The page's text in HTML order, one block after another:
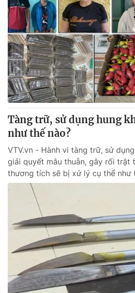
Tàng trữ, sử dụng hung
như thế nào?
VTV.vn - Hành vi tàng trữ, sử
giải quyết mâu thuẫn, gây rối trật
thương tích sẽ bị xử lý cụ thể như